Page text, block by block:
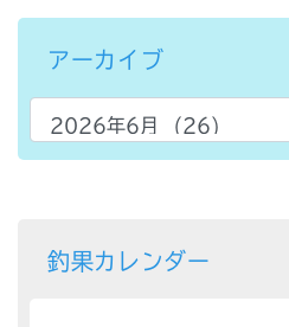
アーカイブ
釣果カレンダー